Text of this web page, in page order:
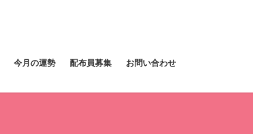
今月の運勢 配布員募集 お問い合わせ